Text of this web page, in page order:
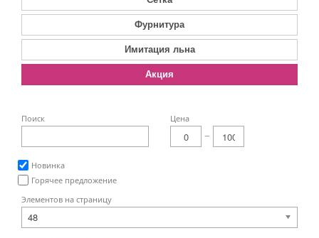
Фурнитура
Имитация льна
Акция
Поиск Цена
Новинка
Горячее предложение
Элементов на страницу
48